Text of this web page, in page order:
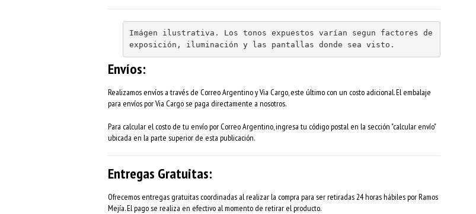
Imágen ilustrativa. Los tonos expuestos varían segun factores de
exposición, iluminación y las pantallas donde sea visto.
Envíos:
Realizamos envíos a través de Correo Argentino y Via Cargo, este último con un costo adicional. El embalaje
para envíos por Via Cargo se paga directamente a nosotros.
Para calcular el costo de tu envío por Correo Argentino, ingresa tu código postal en la sección "calcular envío"
ubicada en la parte superior de esta publicación.
Entregas Gratuitas:
Ofrecemos entregas gratuitas coordinadas al realizar la compra para ser retiradas 24 horas hábiles por Ramos
Mejía. El pago se realiza en efectivo al momento de retirar el producto.